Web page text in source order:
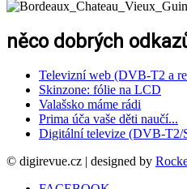
něco dobrých
Televizní web (DVB-T2 a
Skinzone: fólie na LCD
Valašsko máme rádi
Prima úča vaše děti naučí...
Digitální televize (DVB-T2/
© digirevue.cz | designed by